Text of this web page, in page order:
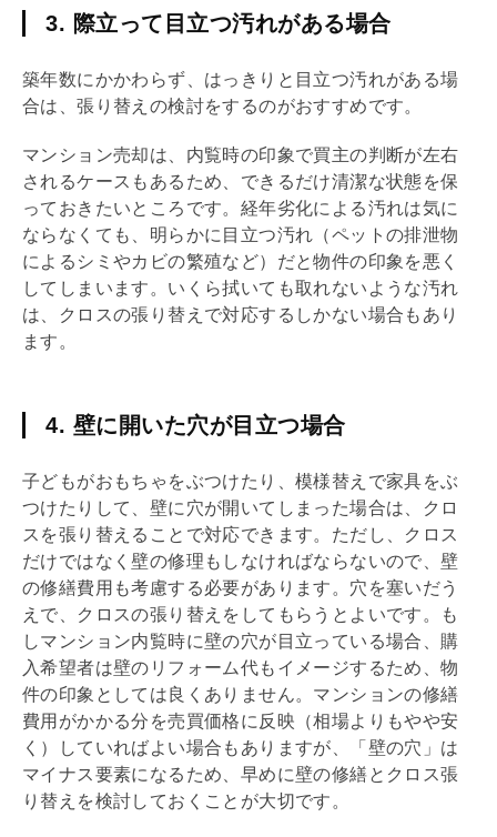
3. 際立って目立つ汚れがある場合
築年数にかかわらず、はっきりと目立つ汚れがある場
合は、張り替えの検討をするのがおすすめです。
マンション売却は、 内覧時の印象で買主の判断が左右
されるケースもあるため、できるだけ清潔な状態を保
っておきたいところです。経年劣化による汚れは気に
ならなくても、明らかに目立つ汚れ（ペットの排泄物
によるシミやカビの繁殖など）だと物件の印象を悪く
してしまいます。いくら拭いても取れないような汚れ
は、クロスの張り替えで対応するしかない場合もあり
ます。
4. 壁に開いた穴が目立つ場合
子どもがおもちゃをぶつけたり、模様替えで家具をぶ
つけたりして、壁に穴が開いてしまった場合は、クロ
スを張り替えることで対応できます。ただし、クロス
だけではなく壁の修理もしなければならないので、壁
の修繕費用も考慮する必要があります。穴を塞いだう
えで、クロスの張り替えをしてもらうとよいです。も
しマンション内覧時に壁の穴が目立っている場合、購
入希望者は壁の リフォーム代もイメージするため、物
件の印象としては良くありません。マンションの修繕
費用がかかる分を売買価格に反映（相場よりもやや安
く）していればよい場合もありますが、「壁の穴」は
マイナス要素になるため、早めに壁の修繕とクロス張
り替えを検討しておくことが大切です。